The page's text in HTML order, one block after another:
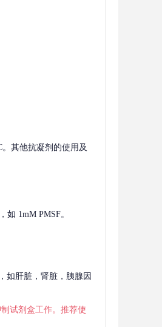
其他抗凝剂的使用及
1mM PMSF。
如肝脏，肾脏，胰腺因
试剂盒工作。推荐使